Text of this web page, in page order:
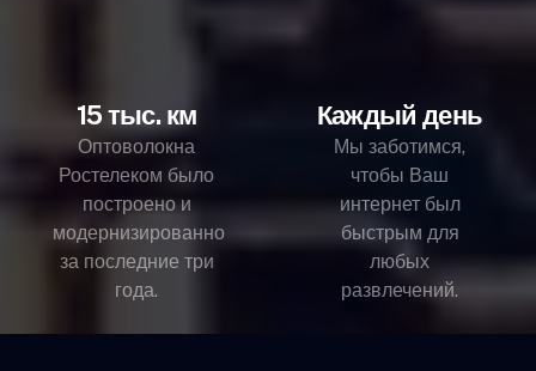
15 тыс. км
Оптоволокна
Ростелеком было
построено и
модернизированно
за последние три
года.
Каждый день
Мы заботимся,
чтобы Ваш
интернет был
быстрым для
любых
развлечений.